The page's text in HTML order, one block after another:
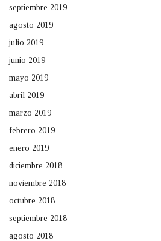
septiembre 2019
agosto 2019
julio 2019
junio 2019
mayo 2019
abril 2019
marzo 2019
febrero 2019
enero 2019
diciembre 2018
noviembre 2018
octubre 2018
septiembre 2018
agosto 2018